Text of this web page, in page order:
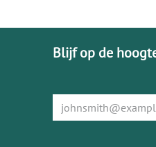
Blijf op de